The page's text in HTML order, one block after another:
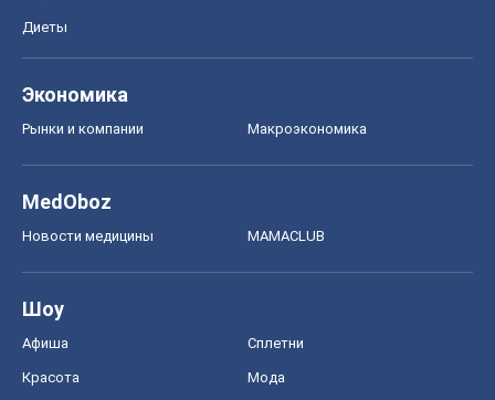
Диеты
Экономика
Рынки и компании Mакроэкономика
MedOboz
Новости медицины MAMACLUB
Шоу
Афиша Сплетни
Красота Мода